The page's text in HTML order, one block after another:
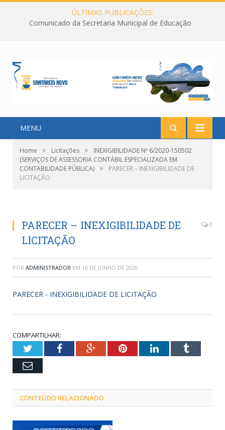
ÚLTIMAS PUBLICAÇÕES:
Comunicado da Secretaria Municipal de Educação
MENU
Home » Licitações »
INEXIGIBILIDADE Nº 6/2020-150502
(SERVIÇOS DE ASSESSORIA CONTÁBIL ESPECIALIZADA EM
CONTABILIDADE PÚBLICA) »
PARECER – INEXIGIBILIDADE DE
LICITAÇÃO
PARECER – INEXIGIBILIDADE DE
LICITAÇÃO
0
POR ADMINISTRADOR EM 16 DE JUNHO DE 2020
PARECER - INEXIGIBILIDADE DE LICITAÇÃO
COMPARTILHAR:
TwitterFacebookGoogle+PinterestLinkedInTumblr
Email
CONTEÚDO RELACIONADO